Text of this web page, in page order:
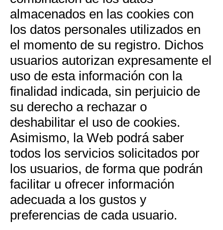
almacenados en las cookies con
los datos personales utilizados en
el momento de su registro. Dichos
usuarios autorizan expresamente el
uso de esta información con la
finalidad indicada, sin perjuicio de
su derecho a rechazar o
deshabilitar el uso de cookies.
Asimismo, la Web podrá saber
todos los servicios solicitados por
los usuarios, de forma que podrán
facilitar u ofrecer información
adecuada a los gustos y
preferencias de cada usuario.